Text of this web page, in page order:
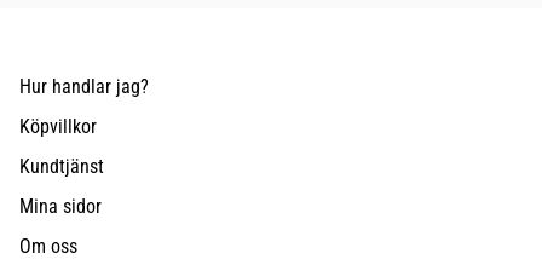
Hur handlar jag?
Köpvillkor
Kundtjänst
Mina sidor
Om oss